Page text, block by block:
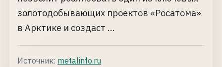
золотодобывающих проектов «Росатома»
в Арктике и создаст ...
Источник: metalinfo.ru